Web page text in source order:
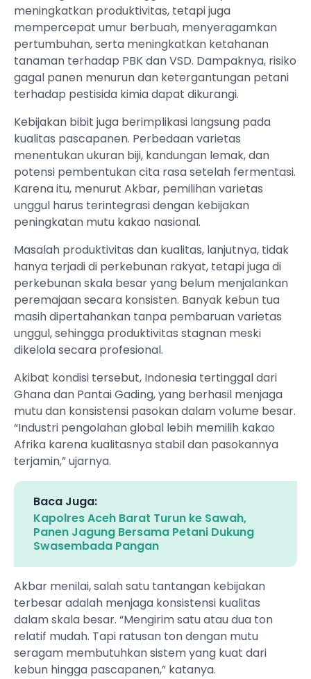
meningkatkan produktivitas, tetapi juga
mempercepat umur berbuah, menyeragamkan
pertumbuhan, serta meningkatkan ketahanan
tanaman terhadap PBK dan VSD. Dampaknya, risiko
gagal panen menurun dan ketergantungan petani
terhadap pestisida kimia dapat dikurangi.
Kebijakan bibit juga berimplikasi langsung pada
kualitas pascapanen. Perbedaan varietas
menentukan ukuran biji, kandungan lemak, dan
potensi pembentukan cita rasa setelah fermentasi.
Karena itu, menurut Akbar, pemilihan varietas
unggul harus terintegrasi dengan kebijakan
peningkatan mutu kakao nasional.
Masalah produktivitas dan kualitas, lanjutnya, tidak
hanya terjadi di perkebunan rakyat, tetapi juga di
perkebunan skala besar yang belum menjalankan
peremajaan secara konsisten. Banyak kebun tua
masih dipertahankan tanpa pembaruan varietas
unggul, sehingga produktivitas stagnan meski
dikelola secara profesional.
Akibat kondisi tersebut, Indonesia tertinggal dari
Ghana dan Pantai Gading, yang berhasil menjaga
mutu dan konsistensi pasokan dalam volume besar.
“Industri pengolahan global lebih memilih kakao
Afrika karena kualitasnya stabil dan pasokannya
terjamin,” ujarnya.
Baca Juga:
Kapolres Aceh Barat Turun ke Sawah,
Panen Jagung Bersama Petani Dukung
Swasembada Pangan
Akbar menilai, salah satu tantangan kebijakan
terbesar adalah menjaga konsistensi kualitas
dalam skala besar. “Mengirim satu atau dua ton
relatif mudah. Tapi ratusan ton dengan mutu
seragam membutuhkan sistem yang kuat dari
kebun hingga pascapanen,” katanya.